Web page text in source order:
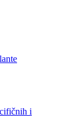
i